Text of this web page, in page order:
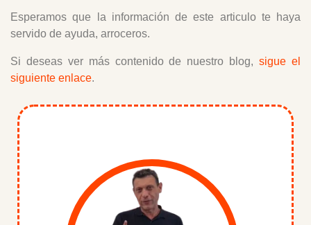
Esperamos que la información de este articulo te haya
servido de ayuda, arroceros.
Si deseas ver más contenido de nuestro blog,sigue el
siguiente enlace.